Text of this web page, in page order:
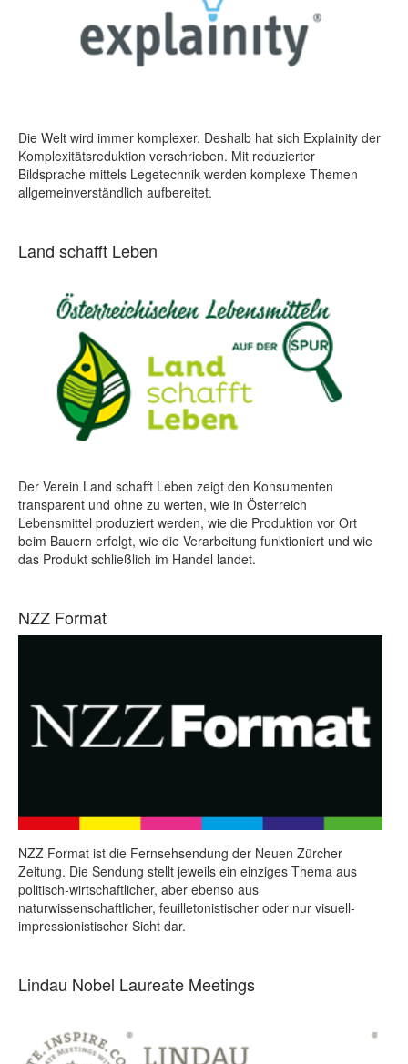
Die Welt wird immer komplexer. Deshalb hat sich Explainity der
Komplexitätsreduktion verschrieben. Mit reduzierter
Bildsprache mittels Legetechnik werden komplexe Themen
allgemeinverständlich aufbereitet.
Land schafft Leben
Der Verein Land schafft Leben zeigt den Konsumenten
transparent und ohne zu werten, wie in Österreich
Lebensmittel produziert werden, wie die Produktion vor Ort
beim Bauern erfolgt, wie die Verarbeitung funktioniert und wie
das Produkt schließlich im Handel landet.
NZZ Format
NZZ Format ist die Fernsehsendung der Neuen Zürcher
Zeitung. Die Sendung stellt jeweils ein einziges Thema aus
politisch-wirtschaftlicher, aber ebenso aus
naturwissenschaftlicher, feuilletonistischer oder nur visuell-
impressionistischer Sicht dar.
Lindau Nobel Laureate Meetings